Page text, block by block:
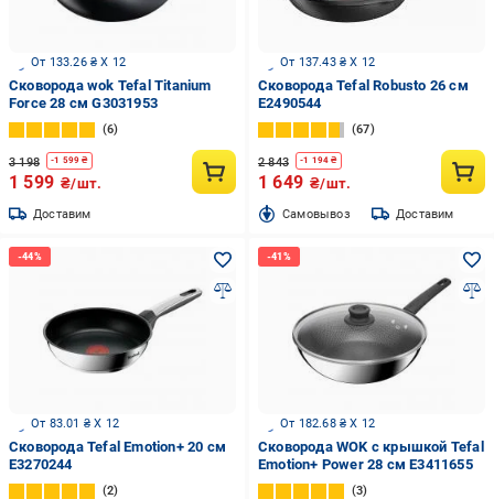
От 133.26 ₴ X 12
Сковорода wok Tefal Titanium
Force 28 см G3031953
6
3 198 -1 599 ₴
1 599 ₴/шт.
Доставим
От 137.43 ₴ X 12
Сковорода Tefal Robusto 26 см
E2490544
67
2 843 -1 194 ₴
1 649 ₴/шт.
Cамовывоз Доставим
От 83.01 ₴ X 12
Сковорода Tefal Emotion+ 20 см
E3270244
2
От 182.68 ₴ X 12
Сковорода WOK с крышкой Tefal
Emotion+ Power 28 см E3411655
3